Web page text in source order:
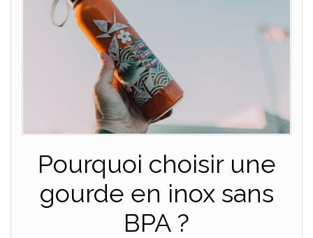
Pourquoi choisir une
gourde en inox sans
BPA ?